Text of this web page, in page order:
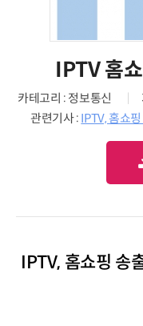
IPTV 홈
카테고리 : 정보통신
관련기사 : IPTV, 홈쇼
IPTV, 홈쇼핑 송